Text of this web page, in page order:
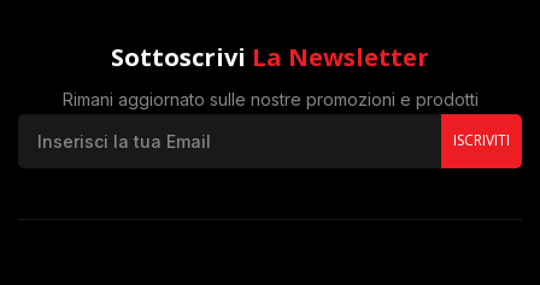
Sottoscrivi La Newsletter
Rimani aggiornato sulle nostre promozioni e prodotti
ISCRIVITI